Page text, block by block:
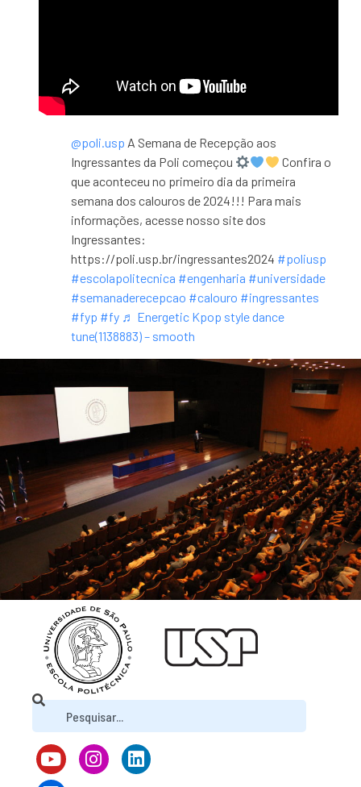
@poli.usp A Semana de Recepção aos
Ingressantes da Poli começou
Confira o
que aconteceu no primeiro dia da primeira
semana dos calouros de 2024!!! Para mais
informações, acesse nosso site dos
Ingressantes:
https://poli.usp.br/ingressantes2024 #poliusp
#escolapolitecnica #engenharia #universidade
#semanaderecepcao #calouro #ingressantes
#fyp #fy ♬ Energetic Kpop style dance
tune(1138883) – smooth